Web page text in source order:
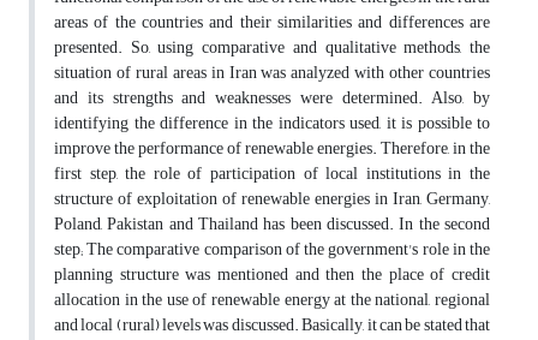
areas of the countries and their similarities and differences are
presented. So, using comparative and qualitative methods, the
situation of rural areas in Iran was analyzed with other countries
and its strengths and weaknesses were determined. Also, by
identifying the difference in the indicators used, it is possible to
improve the performance of renewable energies. Therefore, in the
first step, the role of participation of local institutions in the
structure of exploitation of renewable energies in Iran, Germany,
Poland, Pakistan and Thailand has been discussed. In the second
step; The comparative comparison of the government's role in the
planning structure was mentioned and then the place of credit
allocation in the use of renewable energy at the national, regional
and local (rural) levels was discussed. Basically, it can be stated that